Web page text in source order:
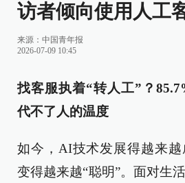
访者倾向使用人工
来源： 中国青年报
2026-07-09 10:45
找客服执着“转人工”？
代不了人的温度
如今，AI技术发展得越来
变得越来越“聪明”。面对生